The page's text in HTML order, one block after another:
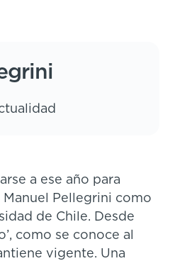
a ese año para
Pellegrini como
de Chile. Desde
como se conoce al
vigente. Una